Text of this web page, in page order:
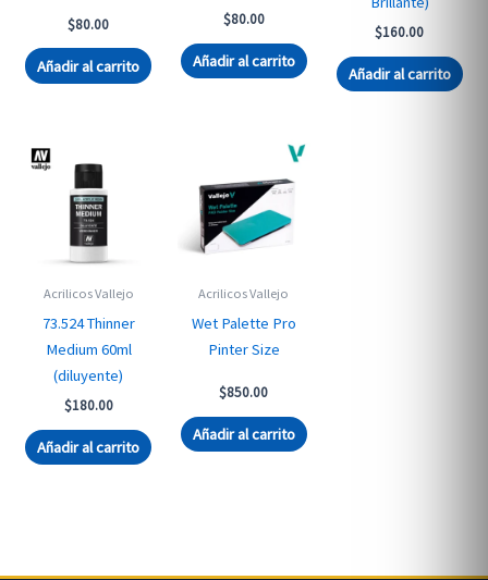
$80.00
Añadir al carrito
$80.00
Añadir al carrito
$160.00
Añadir al carrito
Acrilicos Vallejo
73.524 Thinner
Medium 60ml
(diluyente)
$180.00
Añadir al carrito
Acrilicos Vallejo
Wet Palette Pro
Pinter Size
$850.00
Añadir al carrito